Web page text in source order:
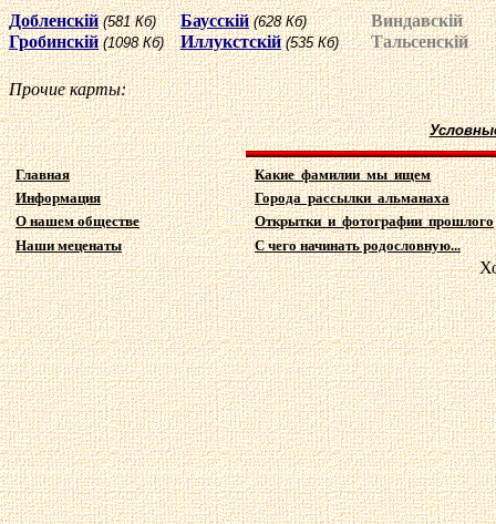
Добленскiй (581 Кб) Баусскiй (628 Кб) Виндавскiй
Гробинскiй (1098 Кб) Иллукстскiй (535 Кб) Тальсенскiй
Прочие карты:
Главная
Какие фамилии мы ищем
Информация
Города рассылки альманаха
О нашем обществе
Открытки и фотографии прошлого
Наши меценаты
С чего начинать родословную...